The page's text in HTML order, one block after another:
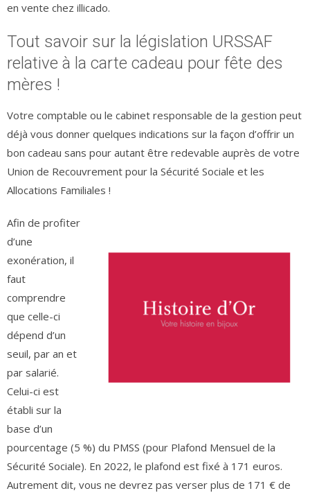
en vente chez illicado.
Tout savoir sur la législation URSSAF
relative à la carte cadeau pour fête des
mères !
Votre comptable ou le cabinet responsable de la gestion peut
déjà vous donner quelques indications sur la façon d’offrir un
bon cadeau sans pour autant être redevable auprès de votre
Union de Recouvrement pour la Sécurité Sociale et les
Allocations Familiales !
Afin de profiter
d’une
exonération, il
faut
comprendre
que celle-ci
dépend d’un
seuil, par an et
par salarié.
Celui-ci est
établi sur la
base d’un
pourcentage (5 %) du PMSS (pour Plafond Mensuel de la
Sécurité Sociale). En 2022, le plafond est fixé à 171 euros.
Autrement dit, vous ne devrez pas verser plus de 171 € de